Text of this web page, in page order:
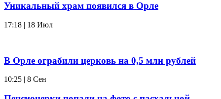
Уникальный храм появился в Орле
17:18 | 18 Июл
В Орле ограбили церковь на 0,5 млн рублей
10:25 | 8 Сен